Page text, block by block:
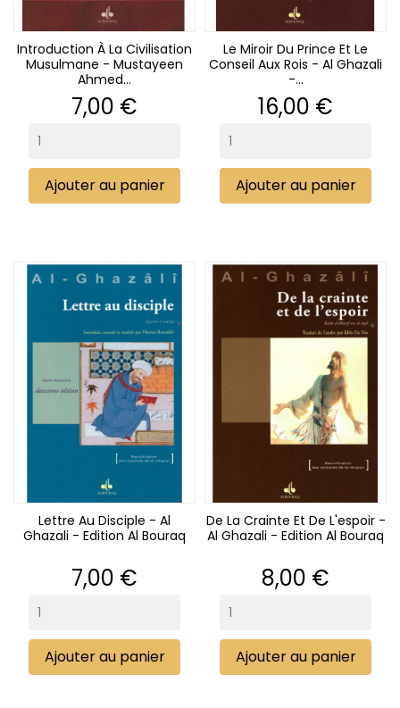
Introduction À La Civilisation
Musulmane - Mustayeen
Ahmed...
Prix
7,00 €
Ajouter au panier
Le Miroir Du Prince Et Le
Conseil Aux Rois - Al Ghazali
-...
Prix
16,00 €
Ajouter au panier
Lettre Au Disciple - Al
Ghazali - Edition Al Bouraq
Prix
7,00 €
Ajouter au panier
De La Crainte Et De L'espoir -
Al Ghazali - Edition Al Bouraq
Prix
8,00 €
Ajouter au panier